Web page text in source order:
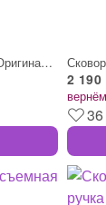
Сковорода литая 28см низкая Оригинальная
2 190
36